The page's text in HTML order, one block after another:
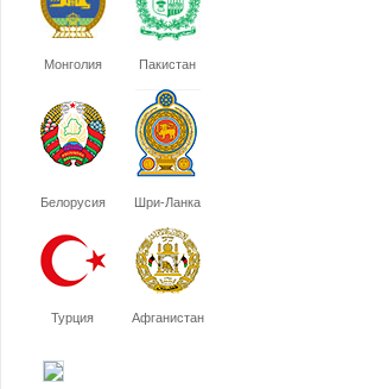
Монголия Пакистан
Белорусия Шри-Ланка
Турция Афганистан